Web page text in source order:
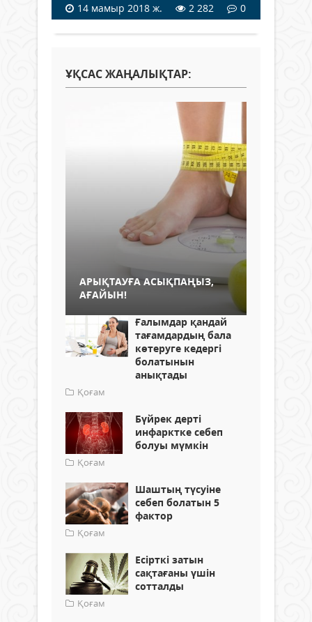
14 мамыр 2018 ж.
2 282 0
ҰҚСАС ЖАҢАЛЫҚТАР:
АРЫҚТАУҒА АСЫҚПАҢЫЗ,
АҒАЙЫН!
Ғалымдар қандай
тағамдардың бала
көтеруге кедергі
болатынын
анықтады
Қоғам
Бүйрек дерті
инфарктке себеп
болуы мүмкін
Қоғам
Шаштың түсуіне
себеп болатын 5
фактор
Қоғам
Есірткі затын
сақтағаны үшін
сотталды
Қоғам